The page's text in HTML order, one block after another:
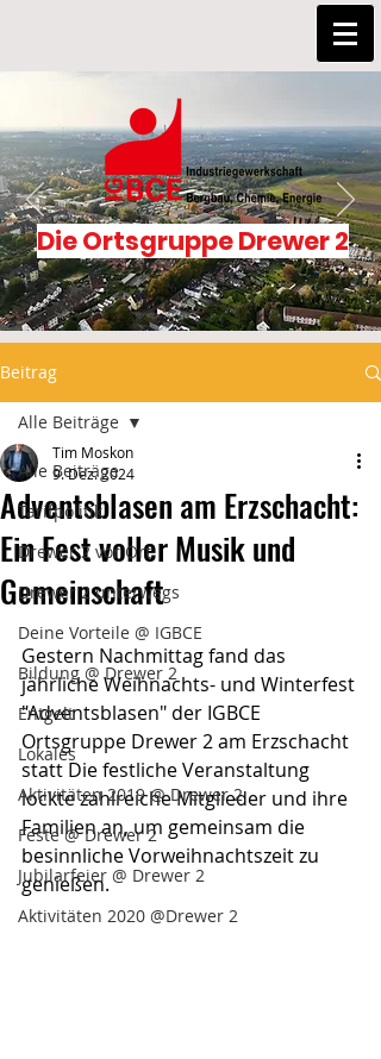
Die Ortsgruppe Drewer 2
Beitrag
Alle Beiträge
Tarifpolitik
Drewer 2 vor Ort
Drewer 2 unterwegs
Deine Vorteile @ IGBCE
Bildung @ Drewer 2
Entgelt
Lokales
Aktivitäten 2019 @ Drewer 2
Feste @ Drewer 2
Jubilarfeier @ Drewer 2
Aktivitäten 2020 @Drewer 2
Alle Beiträge
Adventsblasen am Erzschacht:
Ein Fest voller Musik und
Gemeinschaft
Tim Moskon
9. Dez. 2024
Gestern Nachmittag fand das
jährliche Weihnachts- und Winterfest
"Adventsblasen" der IGBCE
Ortsgruppe Drewer 2 am Erzschacht
statt Die festliche Veranstaltung
lockte zahlreiche Mitglieder und ihre
Familien an, um gemeinsam die
besinnliche Vorweihnachtszeit zu
genießen.